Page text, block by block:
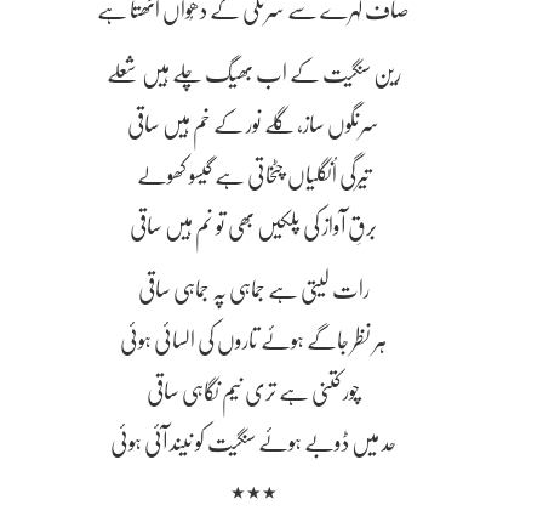
صاف لہرے سے سرنگی کے دھُواں اُٹھتا ہے
رین سنگیت کے اب بھیگ چلے ہیں شعلے
سرنگوں ساز، گلے نور کے خم ہیں ساقی
تیرگی اُنگلیاں چٹخاتی ہے گیسو کھولے
برقِ آواز کی پلکیں بھی تو نم ہیں ساقی
رات لیتی ہے جماہی پہ جماہی ساقی
ہر نظر جاگے ہوئے تاروں کی السائی ہوئی
چور کتنی ہے تری نیم نگاہی ساقی
حد میں ڈوبے ہوئے سنگیت کو نیند آئی ہوئی
٭٭٭